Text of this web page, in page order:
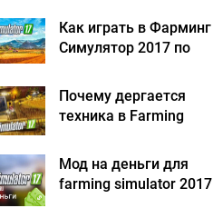
Как играть в Фарминг
Симулятор 2017 по
Почему дергается
техника в Farming
Мод на деньги для
farming simulator 2017